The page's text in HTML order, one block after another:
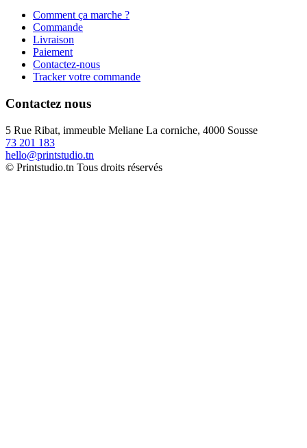
Comment ça marche ?
Commande
Livraison
Paiement
Contactez-nous
Tracker votre commande
Contactez nous
5 Rue Ribat, immeuble Meliane La corniche, 4000 Sousse
73 201 183
hello@printstudio.tn
© Printstudio.tn Tous droits réservés